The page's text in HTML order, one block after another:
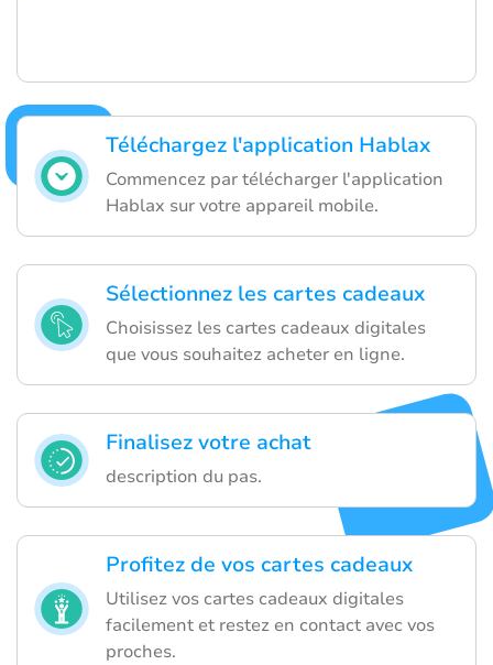
Téléchargez l'application Hablax
Commencez par télécharger l'application
Hablax sur votre appareil mobile.
Sélectionnez les cartes cadeaux
Choisissez les cartes cadeaux digitales
que vous souhaitez acheter en ligne.
Finalisez votre achat
description du pas.
Profitez de vos cartes cadeaux
Utilisez vos cartes cadeaux digitales
facilement et restez en contact avec vos
proches.